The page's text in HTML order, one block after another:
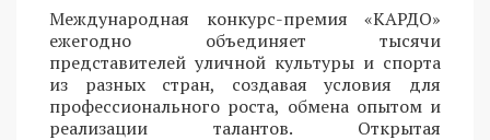
Международная конкурс-премия «КАРДО»
ежегодно объединяет тысячи
представителей уличной культуры и спорта
из разных стран, создавая условия для
профессионального роста, обмена опытом и
реализации талантов. Открытая